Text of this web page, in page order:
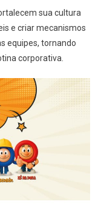
sua cultura
e criar mecanismos
equipes, tornando
corporativa.